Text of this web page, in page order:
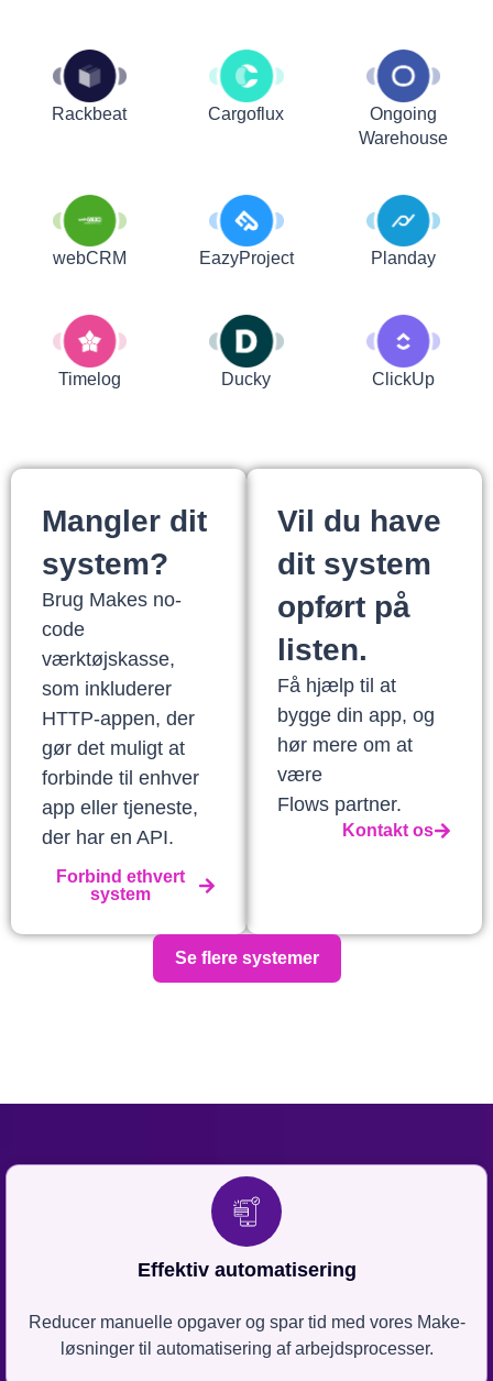
Rackbeat Cargoflux
Ongoing
Warehouse
webCRM EazyProject Planday
Timelog Ducky ClickUp
Mangler dit
system?
Brug Makes no-
code
værktøjskasse,
som inkluderer
HTTP-appen, der
gør det muligt at
forbinde til enhver
app eller tjeneste,
der har en API.
Forbind ethvert
system
Vil du have
dit system
opført på
listen.
Få hjælp til at
bygge din app, og
hør mere om at
være
Flows partner.
Kontakt os
Se flere systemer
Effektiv automatisering
Reducer manuelle opgaver og spar tid med vores Make-
løsninger til automatisering af arbejdsprocesser.